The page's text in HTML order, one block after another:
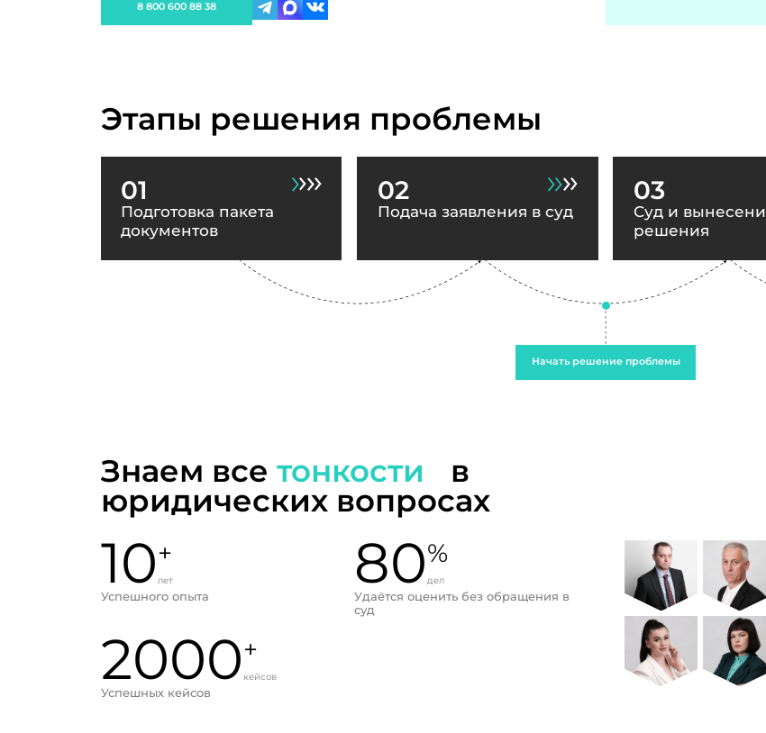
8 800 600 88 38
Этапы решения проблемы
01
Подготовка пакета
документов
02
Подача заявления в суд
03
Суд и
решения
Начать решение проблемы
Знаем все тонкости в
юридических вопросах
10+
лет
Успешного опыта
80%
дел
Удаётся оценить без обращения в
суд
2000+
кейсов
Успешных кейсов